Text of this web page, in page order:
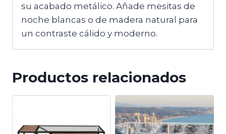
su acabado metálico. Añade mesitas de
noche blancas o de madera natural para
un contraste cálido y moderno.
Productos relacionados